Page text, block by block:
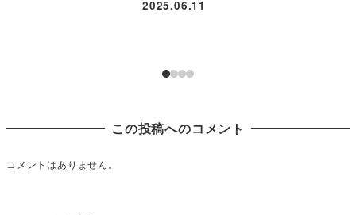
2025.06.11
この投稿へのコメント
コメントはありません。